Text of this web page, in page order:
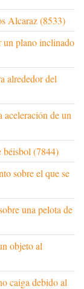
Alcaraz (8533)
un plano inclinado
alrededor del
aceleración de un
béisbol (7844)
sobre el que se
una pelota de
objeto al
caiga debido al